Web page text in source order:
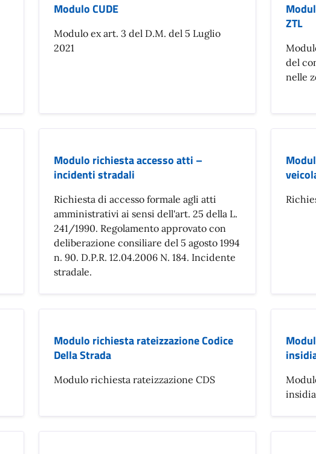
Modulo CUDE
Modulo ex art. 3 del D.M. del 5 Luglio
2021
ZTL
del
nelle
Modulo richiesta accesso atti –
incidenti stradali
Richiesta di accesso formale agli atti
amministrativi ai sensi dell'art. 25 della L.
241/1990. Regolamento approvato con
deliberazione consiliare del 5 agosto 1994
n. 90. D.P.R. 12.04.2006 N. 184. Incidente
stradale.
Modulo richiesta rateizzazione Codice
Della Strada
Modulo richiesta rateizzazione CDS